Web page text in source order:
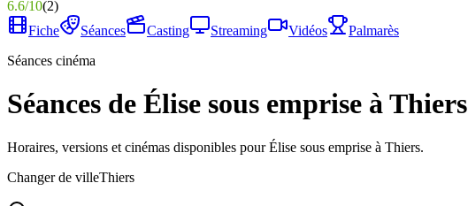
6.6/10(2)
Fiche
Séances Casting Streaming Vidéos
Palmarès
Séances cinéma
Séances de Élise sous emprise à Thiers
Horaires, versions et cinémas disponibles pour Élise sous emprise à Thiers.
Changer de villeThiers